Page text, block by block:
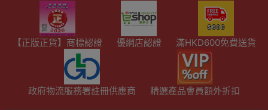
【正版正貨】商標認證 優網店認證 滿HKD600免費送貨
政府物流服務署註冊供應商 精選產品會員額外折扣